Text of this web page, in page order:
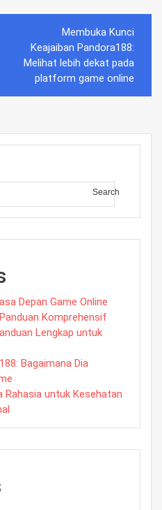
Membuka Kunci
Keajaiban Pandora188:
Melihat lebih dekat pada
platform game online
Search
Depan Game Online
Komprehensif
Lengkap untuk
Bagaimana Dia
Rahasia untuk Kesehatan